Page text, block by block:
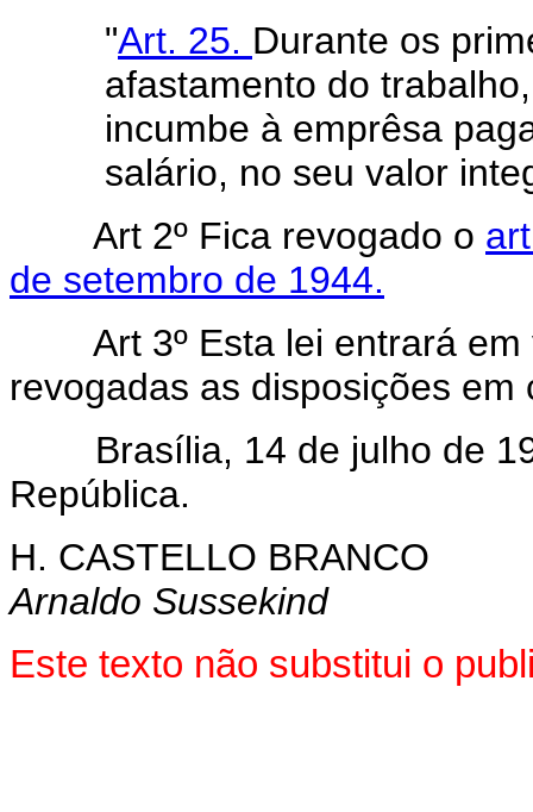
"Art. 25. Durante os
afastamento do
incumbe à emprêsa
salário, no seu valor
Art 2º Fica revogado o
de setembro de 1944.
Art 3º Esta lei entrará
revogadas as disposições em
Brasília, 14 de julho de
República.
H. CASTELLO BRANCO
Arnaldo Sussekind
Este texto não substitui o